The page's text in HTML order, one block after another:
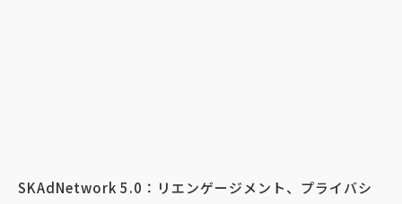
SKAdNetwork 5.0：リエンゲージメント、プライバシ